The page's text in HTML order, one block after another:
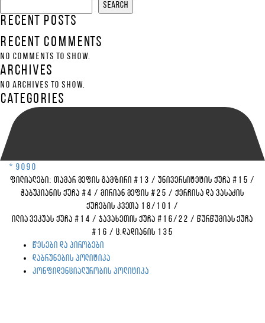
Search
Recent Posts
Recent Comments
No comments to show.
Archives
No archives to show.
Categories
* 9090
ფილიალები: თამარ მეფის გამზირი #13 / უნივერსიტეტის ქუჩა #15 /
ჭაბუკიანის ქუჩა #4 / მირიან მეფის #25 /ქერჩისა და ვასაძის
ქუჩების კვეთა 18/101 /
ილია ვეკუას ქუჩა #14 / ჯავახეთის ქუჩა #16/22 / წურწუმიას ქუჩა
#16 /ც.დადიანის 135
წესები და პირობები
დაბრუნების პოლიტიკა
კონფიდენციალურობის პოლიტიკა